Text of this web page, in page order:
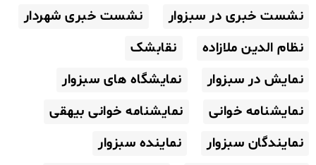
نشست خبری در سبزوار
نشست خبری شهردار
نظام الدین ملازاده
نقابشک
نمایش در سبزوار
نمایشگاه های سبزوار
نمایشنامه خوانی
نمایشنامه خوانی بیهقی
نمایندگان سبزوار
نماینده سبزوار